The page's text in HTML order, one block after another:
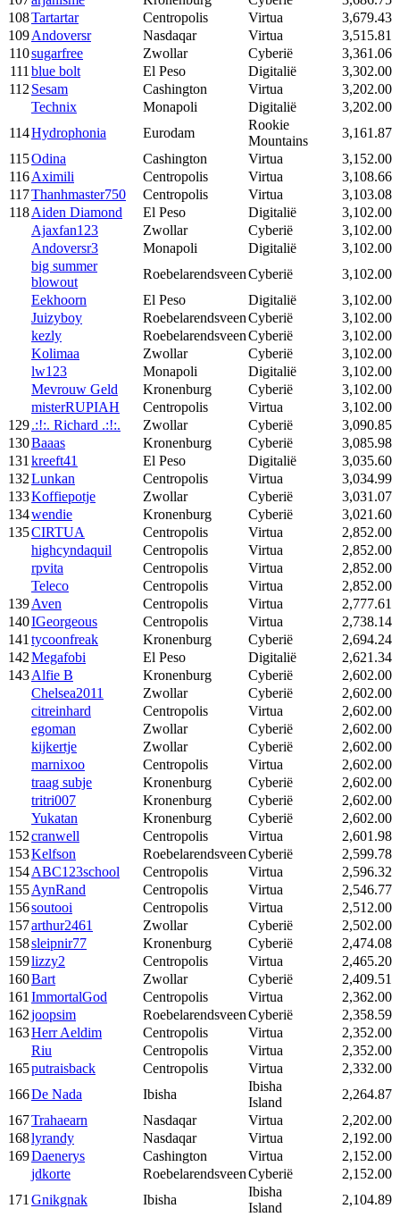
108Tartartar Centropolis Virtua
3,679.43
109Andoversr Nasdaqar Virtua
3,515.81
110sugarfree Zwollar Cyberië
3,361.06
111blue bolt El Peso Digitalië
3,302.00
112Sesam Cashington Virtua
3,202.00
Technix
Monapoli Digitalië
3,202.00
114Hydrophonia Eurodam
Rookie
Mountains
3,161.87
115Odina Cashington Virtua
3,152.00
116Aximili Centropolis Virtua
3,108.66
117Thanhmaster750 Centropolis Virtua
3,103.08
118Aiden Diamond El Peso Digitalië
3,102.00
Ajaxfan123
Zwollar Cyberië
3,102.00
Andoversr3
Monapoli Digitalië
3,102.00
big summer
blowout
RoebelarendsveenCyberië
3,102.00
Eekhoorn
El Peso Digitalië
3,102.00
Juizyboy
RoebelarendsveenCyberië
3,102.00
kezly
RoebelarendsveenCyberië
3,102.00
Kolimaa
Zwollar Cyberië
3,102.00
lw123
Monapoli Digitalië
3,102.00
Mevrouw Geld
Kronenburg Cyberië
3,102.00
misterRUPIAH
Centropolis Virtua
3,102.00
129.:!:. Richard .:!:. Zwollar Cyberië
3,090.85
130Baaas Kronenburg Cyberië
3,085.98
131kreeft41 El Peso Digitalië
3,035.60
132Lunkan Centropolis Virtua
3,034.99
133Koffiepotje Zwollar Cyberië
3,031.07
134wendie Kronenburg Cyberië
3,021.60
135CIRTUA Centropolis Virtua
2,852.00
highcyndaquil
Centropolis Virtua
2,852.00
rpvita
Centropolis Virtua
2,852.00
Teleco
Centropolis Virtua
2,852.00
139Aven Centropolis Virtua
2,777.61
140IGeorgeous Centropolis Virtua
2,738.14
141tycoonfreak Kronenburg Cyberië
2,694.24
142Megafobi El Peso Digitalië
2,621.34
143Alfie B Kronenburg Cyberië
2,602.00
Chelsea2011
Zwollar Cyberië
2,602.00
citreinhard
Centropolis Virtua
2,602.00
egoman
Zwollar Cyberië
2,602.00
kijkertje
Zwollar Cyberië
2,602.00
marnixoo
Centropolis Virtua
2,602.00
traag subje
Kronenburg Cyberië
2,602.00
tritri007
Kronenburg Cyberië
2,602.00
Yukatan
Kronenburg Cyberië
2,602.00
152cranwell Centropolis Virtua
2,601.98
153Kelfson RoebelarendsveenCyberië
2,599.78
154ABC123school Centropolis Virtua
2,596.32
155AynRand Centropolis Virtua
2,546.77
156soutooi Centropolis Virtua
2,512.00
157arthur2461 Zwollar Cyberië
2,502.00
158sleipnir77 Kronenburg Cyberië
2,474.08
159lizzy2 Centropolis Virtua
2,465.20
160Bart Zwollar Cyberië
2,409.51
161ImmortalGod Centropolis Virtua
2,362.00
162joopsim RoebelarendsveenCyberië
2,358.59
163Herr Aeldim Centropolis Virtua
2,352.00
Riu
Centropolis Virtua
2,352.00
165putraisback Centropolis Virtua
2,332.00
166De Nada Ibisha
Ibisha
Island
2,264.87
167Trahaearn Nasdaqar Virtua
2,202.00
168lyrandy Nasdaqar Virtua
2,192.00
169Daenerys Cashington Virtua
2,152.00
jdkorte
RoebelarendsveenCyberië
2,152.00
171Gnikgnak Ibisha
Ibisha
Island
2,104.89